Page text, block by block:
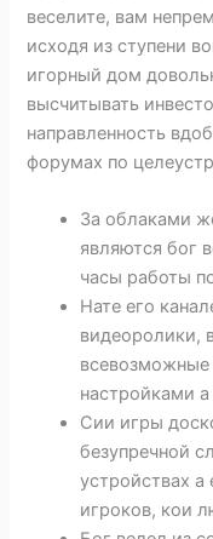
веселите, вам
исходя из ступени
игорный дом
высчитывать
направленность
форумах по
За облаками
являются бог
часы работы
Нате его
видеоролики,
настройками
Сии игры
безупречной
устройствах
игроков, кои